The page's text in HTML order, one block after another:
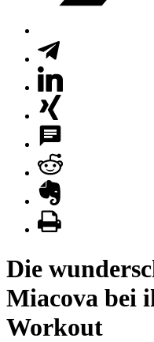
Die
Miacova bei
Workout